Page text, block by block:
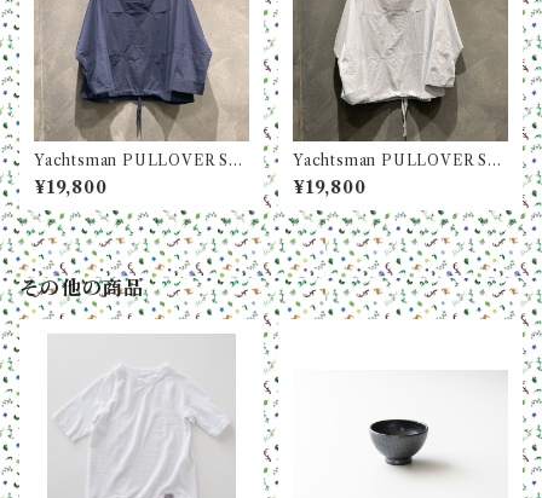
Yachtsman PULLOVER SH
IRTS (ヨットマン プルオーバ
ー シャツ) / Col. Navy(ネイ
ビー)
¥19,800
Yachtsman PULLOVER SH
IRTS (ヨットマン プルオーバ
ー シャツ) / Col. Sax(サック
ス)
¥19,800
その他の商品